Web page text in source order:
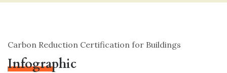
Carbon Reduction Certification for Buildings
Infographic